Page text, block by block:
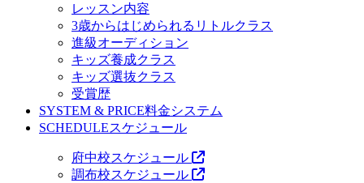
レッスン内容
3歳からはじめられるリトルクラス
進級オーディション
キッズ養成クラス
キッズ選抜クラス
受賞歴
SYSTEM & PRICE料金システム
SCHEDULEスケジュール
府中校スケジュール
調布校スケジュール